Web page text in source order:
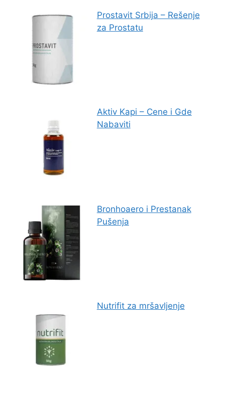
Prostavit Srbija – Rešenje
za Prostatu
Aktiv Kapi – Cene i Gde
Nabaviti
Bronhoaero i Prestanak
Pušenja
Nutrifit za mršavljenje